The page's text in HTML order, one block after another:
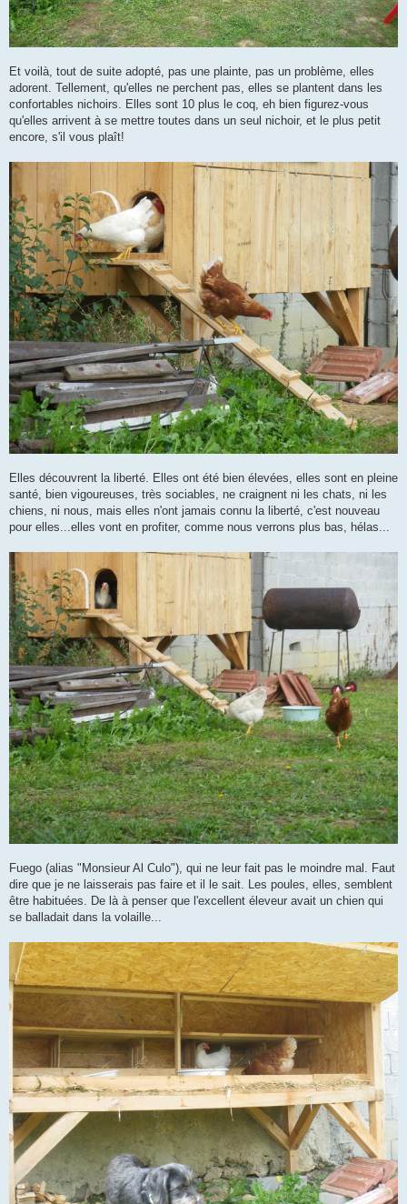
Et voilà, tout de suite adopté, pas une plainte, pas un problème, elles
adorent. Tellement, qu'elles ne perchent pas, elles se plantent dans les
confortables nichoirs. Elles sont 10 plus le coq, eh bien figurez-vous
qu'elles arrivent à se mettre toutes dans un seul nichoir, et le plus petit
encore, s'il vous plaît!
Elles découvrent la liberté. Elles ont été bien élevées, elles sont en pleine
santé, bien vigoureuses, très sociables, ne craignent ni les chats, ni les
chiens, ni nous, mais elles n'ont jamais connu la liberté, c'est nouveau
pour elles...elles vont en profiter, comme nous verrons plus bas, hélas...
Fuego (alias "Monsieur Al Culo"), qui ne leur fait pas le moindre mal. Faut
dire que je ne laisserais pas faire et il le sait. Les poules, elles, semblent
être habituées. De là à penser que l'excellent éleveur avait un chien qui
se balladait dans la volaille...